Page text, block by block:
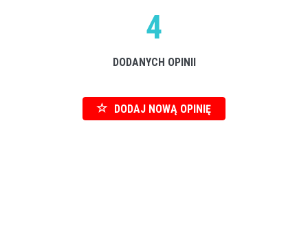
4
DODANYCH OPINII
DODAJ NOWĄ OPINIĘ